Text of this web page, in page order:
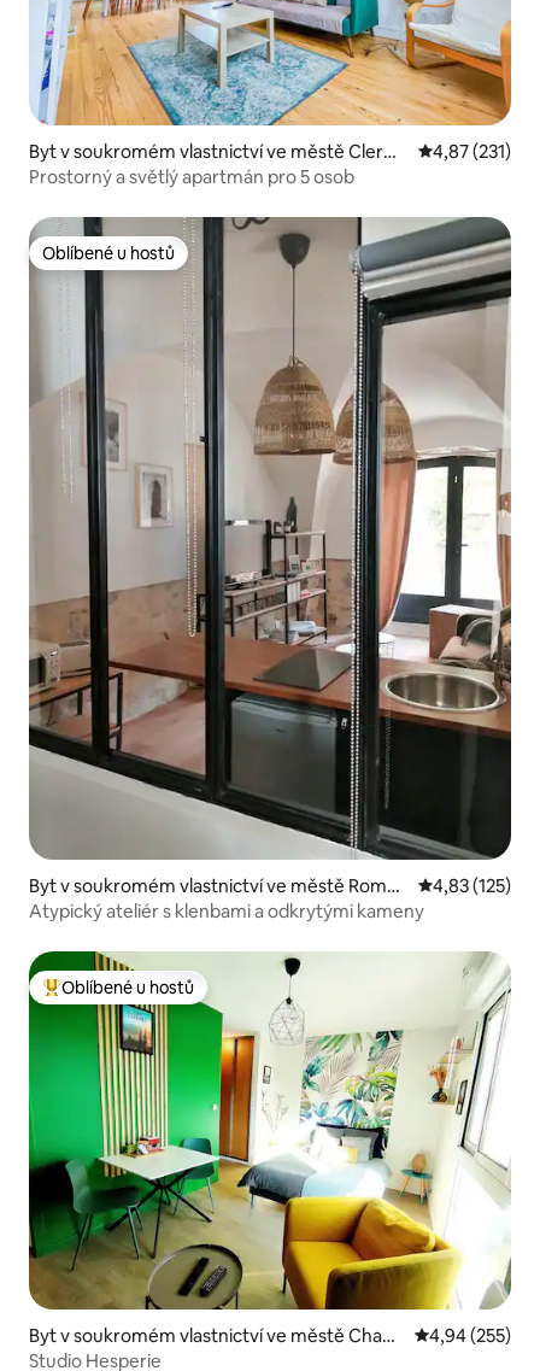
Byt v soukromém vlastnictví ve městě Clerm
ont-Ferrand
Průměrné
4,87 (231)
Prostorný a světlý apartmán pro 5 osob
Oblíbené u hostů
Oblíbené u hostů
Byt v soukromém vlastnictví ve městě Romag
nat
Průměrné
4,83 (125)
Atypický ateliér s klenbami a odkrytými kameny
Nejlepší v kategorii Oblíbené u hostů
Oblíbené u hostů
Byt v soukromém vlastnictví ve městě Cham
alières
Průměrné
4,94 (255)
Studio Hesperie